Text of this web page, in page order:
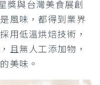
獎與台灣美食展創
風味，都得到業界
用低溫烘焙技術，
且無人工添加物，
美味。